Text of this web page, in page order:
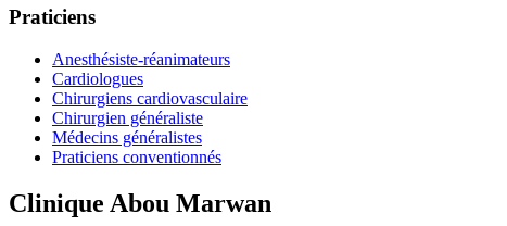
Praticiens
Anesthésiste-réanimateurs
Cardiologues
Chirurgiens cardiovasculaire
Chirurgien généraliste
Médecins généralistes
Praticiens conventionnés
Clinique Abou Marwan